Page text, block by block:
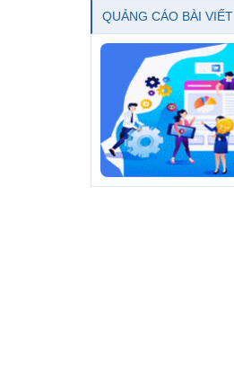
QUẢNG CÁO BÀI VIẾT